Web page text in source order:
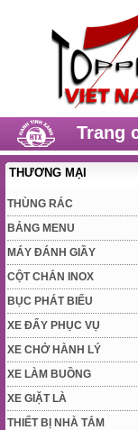
Trang
THƯƠNG MẠI
THÙNG RÁC
BẢNG MENU
MÁY ĐÁNH GIẦY
CỘT CHẮN INOX
BỤC PHÁT BIỂU
XE ĐẨY PHỤC VỤ
XE CHỞ HÀNH LÝ
XE LÀM BUỒNG
XE GIẶT LÀ
THIẾT BỊ NHÀ TẮM